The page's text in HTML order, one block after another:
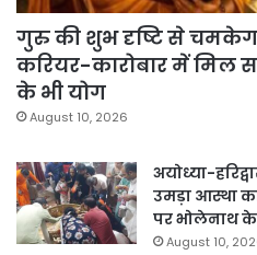
गुरु की शुभ दृष्टि से चमकेगा
करियर-कारोबार में मिल
के भी योग
August 10, 2026
अयोध्या-
उमड़ा आस्था
पर भोलेनाथ
August 10,